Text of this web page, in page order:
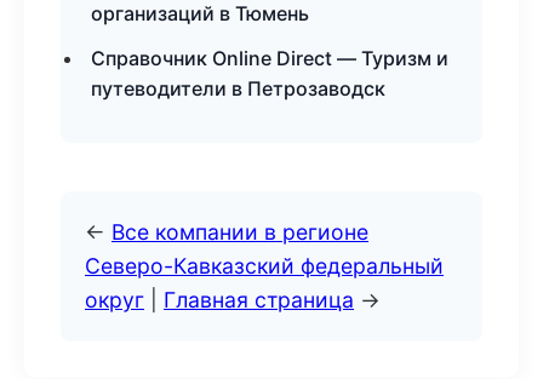
организаций в Тюмень
Справочник Online Direct — Туризм и
путеводители в Петрозаводск
← Все компании в регионе
Северо-Кавказский федеральный
округ
Главная страница →